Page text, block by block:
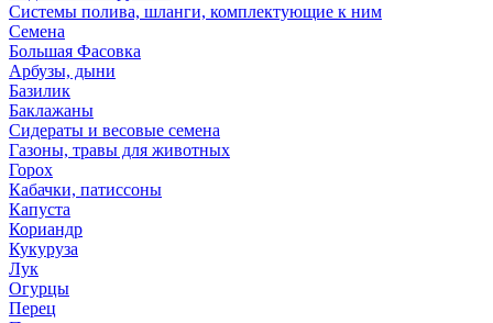
Системы полива, шланги, комплектующие к ним
Семена
Большая Фасовка
Арбузы, дыни
Базилик
Баклажаны
Сидераты и весовые семена
Газоны, травы для животных
Горох
Кабачки, патиссоны
Капуста
Кориандр
Кукуруза
Лук
Огурцы
Перец